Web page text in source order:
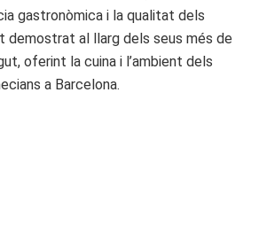
gastronòmica i la qualitat dels
demostrat al llarg dels seus més de
oferint la cuina i l’ambient dels
a Barcelona.